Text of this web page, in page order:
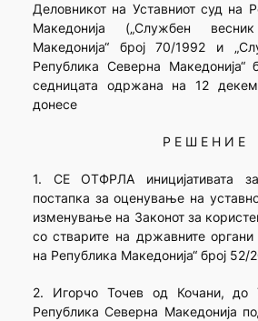
Деловникот на Уставниот суд на
Македонија („Службен
Македонија“ број 70/1992 и
Република Северна Македонија“
седницатa одржана на 12
донесе
Р Е Ш Е Н И Е
1. СЕ ОТФРЛА иницијативата
постапка за оценување на
изменување на Законот за
со стварите на државните
на Република Македонија“ број 52/
2. Игорчо Точев од Кочани, до
Република Северна Македонија